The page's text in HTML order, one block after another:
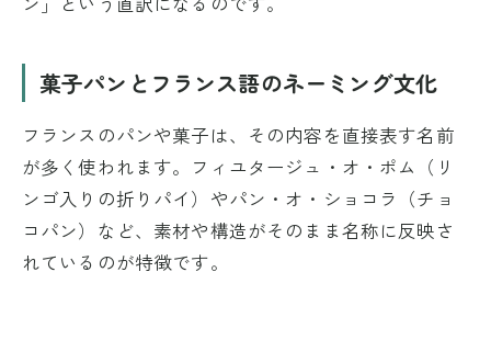
菓子パンとフランス語のネーミング文化
フランスのパンや菓子は、その内容を直接表す名前
が多く使われます。フィユタージュ・オ・ポム（リ
ンゴ入りの折りパイ）やパン・オ・ショコラ（チョ
コパン）など、素材や構造がそのまま名称に反映さ
れているのが特徴です。